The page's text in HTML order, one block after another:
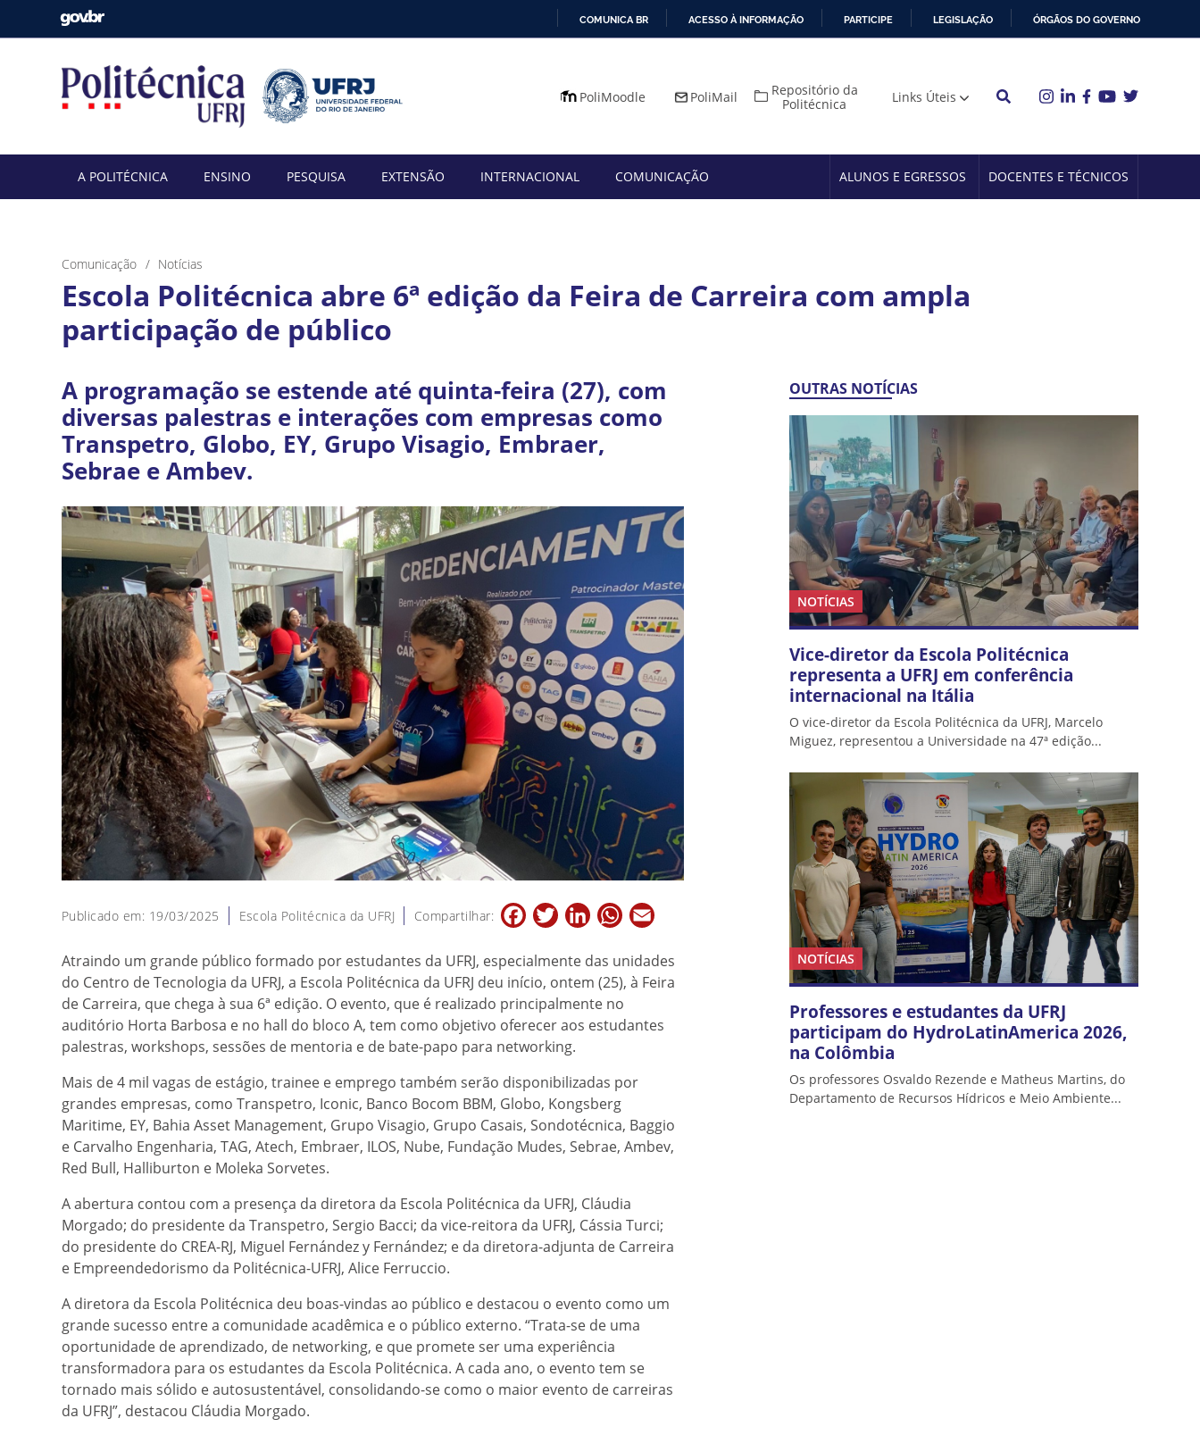
O
COMUNICA BR ACESSO À INFORMAÇÃO PARTICIPE LEGISLAÇÃO ÓRGÃOS DO GOVERNO
PoliMoodle PoliMail
Repositório da
Politécnica
Links Úteis
A POLITÉCNICA ENSINO PESQUISA EXTENSÃO INTERNACIONAL COMUNICAÇÃO ALUNOS E EGRESSOS DOCENTES E TÉCNICOS
Comunicação Notícias
Escola Politécnica abre 6ª edição da Feira de Carreira com ampla
participação de público
A programação se estende até quinta-feira (27), com
diversas palestras e interações com empresas como
Transpetro, Globo, EY, Grupo Visagio, Embraer,
Sebrae e Ambev.
Publicado em: 19/03/2025 Escola Politécnica da UFRJ Compartilhar: FacebookTwitterLinkedInWhatsApp
Atraindo um grande público formado por estudantes da UFRJ, especialmente das unidades
do Centro de Tecnologia da UFRJ, a Escola Politécnica da UFRJ deu início, ontem (25), à Feira
de Carreira, que chega à sua 6ª edição. O evento, que é realizado principalmente no
auditório Horta Barbosa e no hall do bloco A, tem como objetivo oferecer aos estudantes
palestras, workshops, sessões de mentoria e de bate-papo para networking.
Mais de 4 mil vagas de estágio, trainee e emprego também serão disponibilizadas por
grandes empresas, como Transpetro, Iconic, Banco Bocom BBM, Globo, Kongsberg
Maritime, EY, Bahia Asset Management, Grupo Visagio, Grupo Casais, Sondotécnica, Baggio
e Carvalho Engenharia, TAG, Atech, Embraer, ILOS, Nube, Fundação Mudes, Sebrae, Ambev,
Red Bull, Halliburton e Moleka Sorvetes.
A abertura contou com a presença da diretora da Escola Politécnica da UFRJ, Cláudia
Morgado; do presidente da Transpetro, Sergio Bacci; da vice-reitora da UFRJ, Cássia Turci;
do presidente do CREA-RJ, Miguel Fernández y Fernández; e da diretora-adjunta de Carreira
e Empreendedorismo da Politécnica-UFRJ, Alice Ferruccio.
A diretora da Escola Politécnica deu boas-vindas ao público e destacou o evento como um
grande sucesso entre a comunidade acadêmica e o público externo. “Trata-se de uma
oportunidade de aprendizado, de networking, e que promete ser uma experiência
transformadora para os estudantes da Escola Politécnica. A cada ano, o evento tem se
tornado mais sólido e autosustentável, consolidando-se como o maior evento de carreiras
da UFRJ”, destacou Cláudia Morgado.
OUTRAS NOTÍCIAS
NOTÍCIAS
Vice-diretor da Escola Politécnica
representa a UFRJ em conferência
internacional na Itália
O vice-diretor da Escola Politécnica da UFRJ, Marcelo
Miguez, representou a Universidade na 47ª edição...
NOTÍCIAS
Professores e estudantes da UFRJ
participam do HydroLatinAmerica 2026,
na Colômbia
Os professores Osvaldo Rezende e Matheus Martins, do
Departamento de Recursos Hídricos e Meio Ambiente...